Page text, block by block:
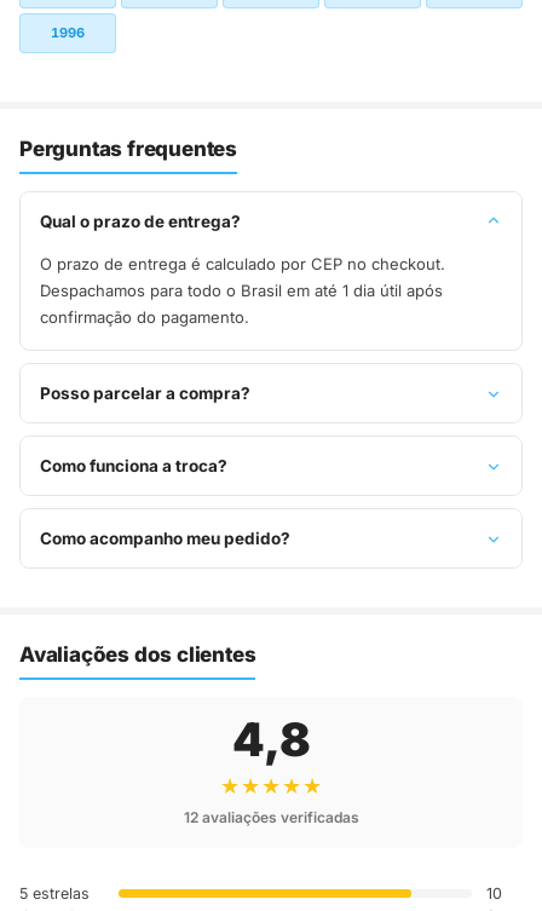
1996
Perguntas frequentes
Qual o prazo de entrega?
O prazo de entrega é calculado por CEP no checkout.
Despachamos para todo o Brasil em até 1 dia útil após
confirmação do pagamento.
Posso parcelar a compra?
Sim, parcelamos em até 10x sem juros no cartão de crédito,
ou pague à vista no Pix com 8% de desconto.
Como funciona a troca?
Você tem 7 dias após o recebimento para solicitar troca.
Basta entrar em contato pelo WhatsApp ou e-mail.
Como acompanho meu pedido?
Avaliações dos clientes
4,8
★★★★★
12 avaliações verificadas
5 estrelas
10